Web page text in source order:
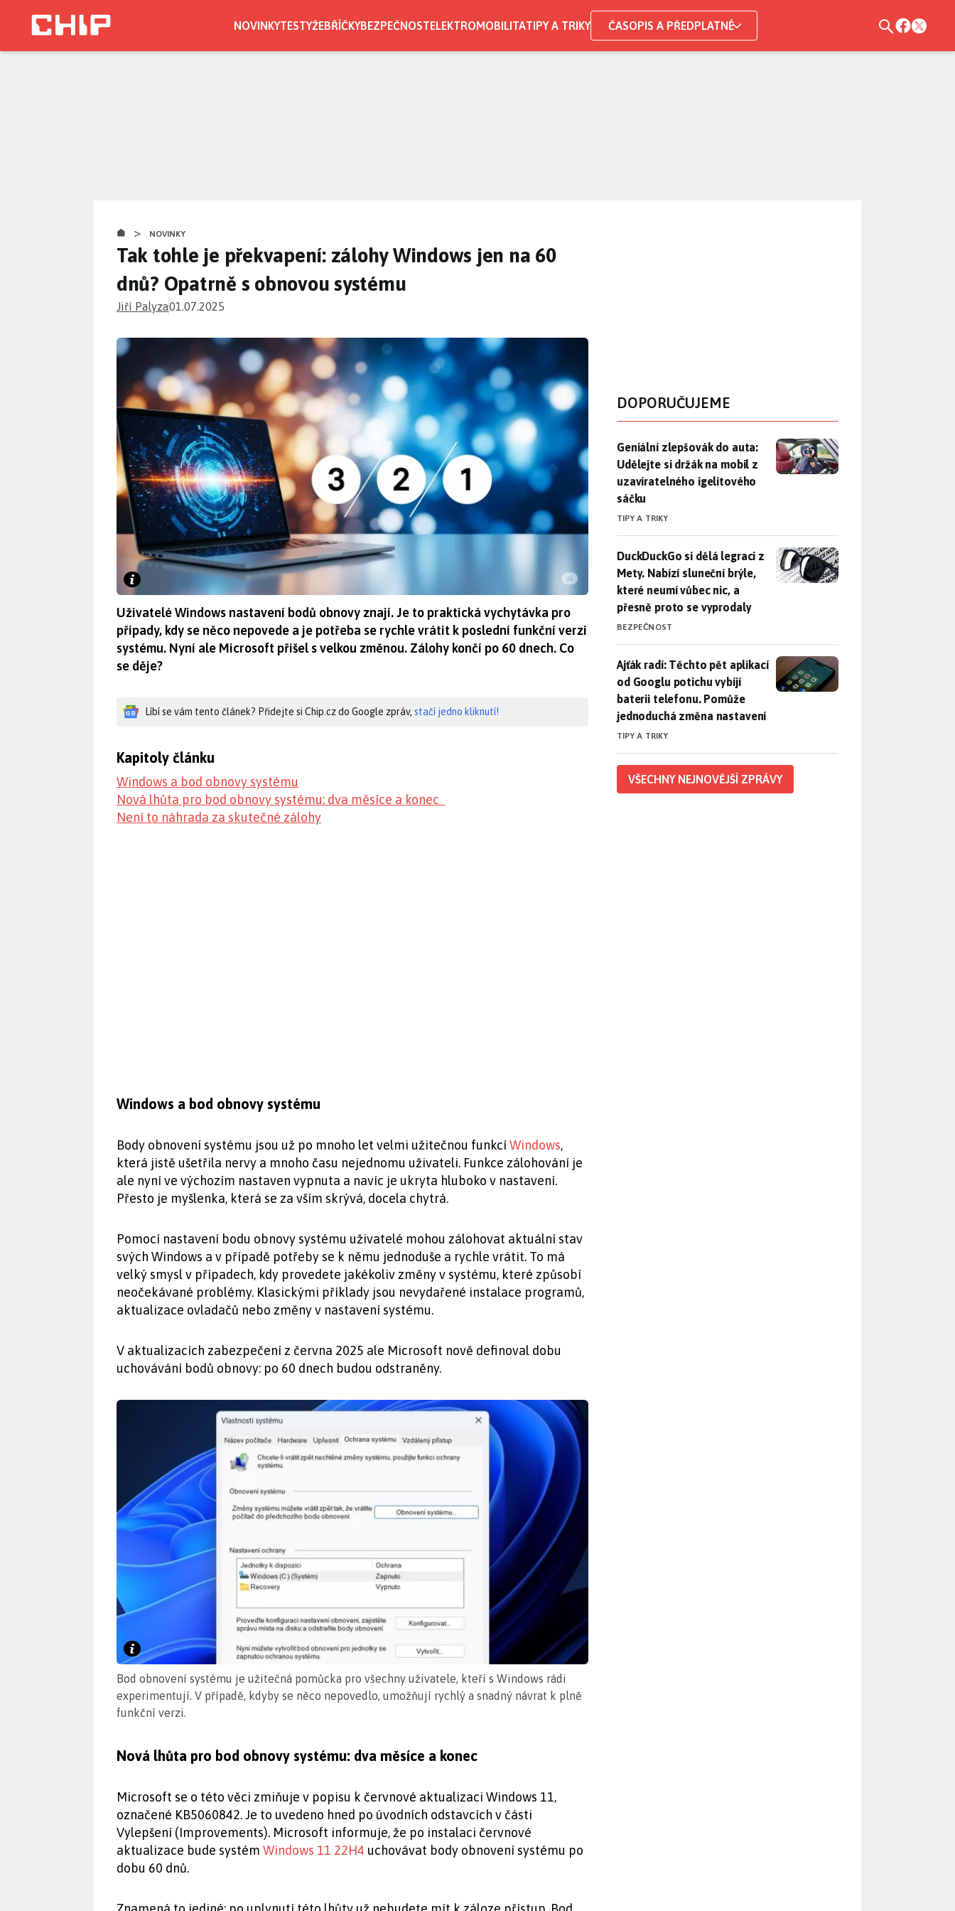
NOVINKYTESTYŽEBŘÍČKYBEZPEČNOSTELEKTROMOBILITATIPY A TRIKY ČASOPIS A PŘEDPLATNÉ
> NOVINKY
Tak tohle je překvapení: zálohy Windows jen na 60
dnů? Opatrně s obnovou systému
Jiří Palyza01.07.2025
Uživatelé Windows nastavení bodů obnovy znají. Je to praktická vychytávka pro
případy, kdy se něco nepovede a je potřeba se rychle vrátit k poslední funkční verzi
systému. Nyní ale Microsoft přišel s velkou změnou. Zálohy končí po 60 dnech. Co
se děje?
Líbí se vám tento článek? Přidejte si Chip.cz do Google zpráv, stačí jedno kliknutí!
Kapitoly článku
Windows a bod obnovy systému
Nová lhůta pro bod obnovy systému: dva měsíce a konec
Není to náhrada za skutečné zálohy
Windows a bod obnovy systému
Body obnovení systému jsou už po mnoho let velmi užitečnou funkcíWindows,
která jistě ušetřila nervy a mnoho času nejednomu uživateli. Funkce zálohování je
ale nyní ve výchozím nastaven vypnuta a navíc je ukryta hluboko v nastavení.
Přesto je myšlenka, která se za vším skrývá, docela chytrá.
Pomocí nastavení bodu obnovy systému uživatelé mohou zálohovat aktuální stav
svých Windows a v případě potřeby se k němu jednoduše a rychle vrátit. To má
velký smysl v případech, kdy provedete jakékoliv změny v systému, které způsobí
neočekávané problémy. Klasickými příklady jsou nevydařené instalace programů,
aktualizace ovladačů nebo změny v nastavení systému.
V aktualizacích zabezpečení z června 2025 ale Microsoft nově definoval dobu
uchovávání bodů obnovy: po 60 dnech budou odstraněny.
Bod obnovení systému je užitečná pomůcka pro všechny uživatele, kteří s Windows rádi
experimentují. V případě, kdyby se něco nepovedlo, umožňují rychlý a snadný návrat k plně
funkční verzi.
Nová lhůta pro bod obnovy systému: dva měsíce a konec
Microsoft se o této věci zmiňuje v popisu k červnové aktualizaci Windows 11,
označené KB5060842. Je to uvedeno hned po úvodních odstavcích v části
Vylepšení (Improvements). Microsoft informuje, že po instalaci červnové
aktualizace bude systém Windows 11 22H4 uchovávat body obnovení systému po
dobu 60 dnů.
DOPORUČUJEME
Geniální zlepšovák do auta: Udělejte si držák na mobil z
Geniální zlepšovák do auta:
Udělejte si držák na mobil z
uzavíratelného igelitového
sáčku
TIPY A TRIKY
DuckDuckGo si dělá legraci z Mety. Nabízí sluneční brýle, které
DuckDuckGo si dělá legraci z
Mety. Nabízí sluneční brýle,
které neumí vůbec nic, a
přesně proto se vyprodaly
BEZPEČNOST
Ajťák radí: Těchto pět aplikací od Googlu potichu vybíjí baterii
Ajťák radí: Těchto pět aplikací
od Googlu potichu vybíjí
baterii telefonu. Pomůže
jednoduchá změna nastavení
TIPY A TRIKY
VŠECHNY NEJNOVĚJŠÍ ZPRÁVY